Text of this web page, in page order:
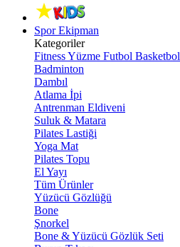
Spor Ekipman
Kategoriler
FitnessYüzme Futbol Basketbol
Badminton
Dambıl
Atlama İpi
Antrenman Eldiveni
Suluk & Matara
Pilates Lastiği
Yoga Mat
Pilates Topu
El Yayı
Tüm Ürünler
Yüzücü Gözlüğü
Bone
Şnorkel
Bone & Yüzücü Gözlük Seti